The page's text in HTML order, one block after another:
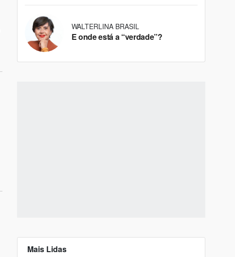
WALTERLINA BRASIL
E onde está a “verdade”?
Mais Lidas